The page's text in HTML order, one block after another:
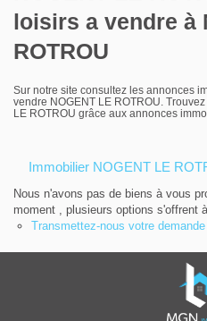
Nos agences
Contact
loisirs a vendre à
ROTROU
Sur notre site consultez les annonces
vendre NOGENT LE ROTROU.
LE ROTROU grâce aux annonces
Immobilier NOGENT LE
Nous n'avons pas de biens à vous
moment , plusieurs options s'offrent
Transmettez-nous votre demande